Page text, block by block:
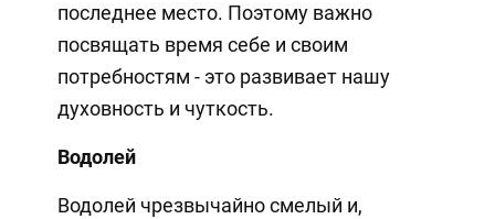
последнее место. Поэтому важно
посвящать время себе и своим
потребностям - это развивает нашу
духовность и чуткость.
Водолей
Водолей чрезвычайно смелый и,